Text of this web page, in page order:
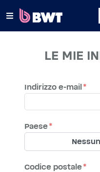
×
COLLEGATI A
REGISTRA UN KIT
LE MIE
Indirizzo e-mail
Paese
Codice postale